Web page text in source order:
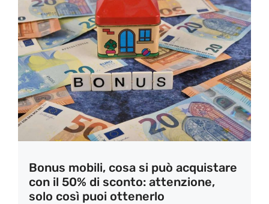
Bonus mobili, cosa si può acquistare
con il 50% di sconto: attenzione,
solo così puoi ottenerlo